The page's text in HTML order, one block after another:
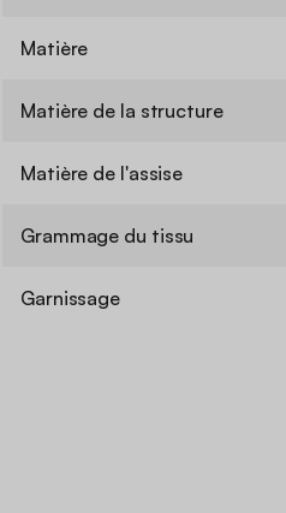
Matière
Matière de la structure
Matière de l'assise
Grammage du tissu
Garnissage